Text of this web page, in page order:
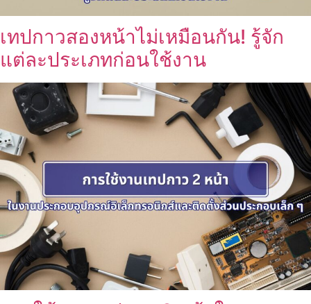
เทปกาวสองหน้าไม่เหมือนกัน! รู้จัก
แต่ละประเภทก่อนใช้งาน